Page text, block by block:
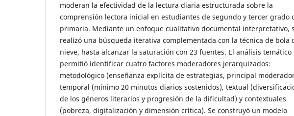
moderan la efectividad de la lectura diaria estructurada sobre la
comprensión lectora inicial en estudiantes de segundo y tercer grado
primaria. Mediante un enfoque cualitativo documental interpretativo,
realizó una búsqueda iterativa complementada con la técnica de bola
nieve, hasta alcanzar la saturación con 23 fuentes. El análisis temático
permitió identificar cuatro factores moderadores jerarquizados:
metodológico (enseñanza explícita de estrategias, principal
temporal (mínimo 20 minutos diarios sostenidos), textual
de los géneros literarios y progresión de la dificultad) y contextuales
(pobreza, digitalización y dimensión crítica). Se construyó un modelo